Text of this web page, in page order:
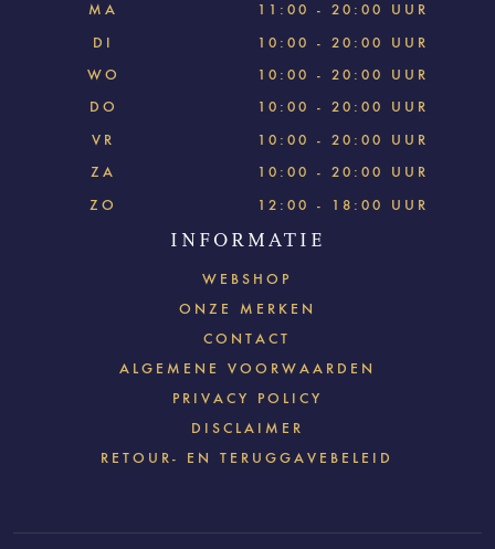
MA
11:00 - 20:00 UUR
DI
10:00 - 20:00 UUR
WO
10:00 - 20:00 UUR
DO
10:00 - 20:00 UUR
VR
10:00 - 20:00 UUR
ZA
10:00 - 20:00 UUR
ZO
12:00 - 18:00 UUR
INFORMATIE
WEBSHOP
ONZE MERKEN
CONTACT
ALGEMENE VOORWAARDEN
PRIVACY POLICY
DISCLAIMER
RETOUR- EN TERUGGAVEBELEID